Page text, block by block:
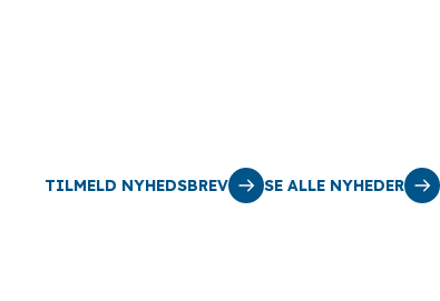
TILMELD NYHEDSBREV SE ALLE NYHEDER